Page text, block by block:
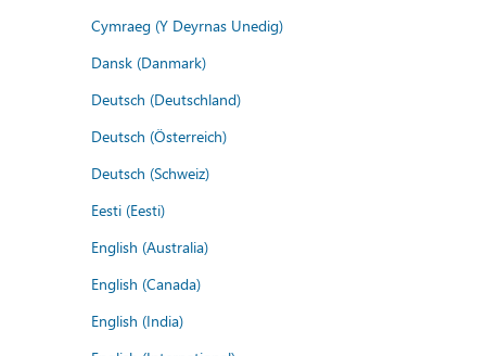
Cymraeg (Y Deyrnas Unedig)
Dansk (Danmark)
Deutsch (Deutschland)
Deutsch (Österreich)
Deutsch (Schweiz)
Eesti (Eesti)
English (Australia)
English (Canada)
English (India)